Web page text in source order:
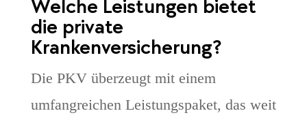
Welche Leistungen bietet
die private
Krankenversicherung?
Die PKV überzeugt mit einem
umfangreichen Leistungspaket, das weit